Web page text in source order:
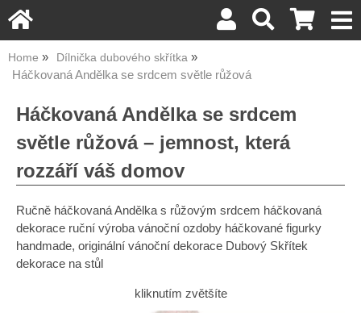
Home Dílnička dubového skřítka
Háčkovaná Andělka se srdcem světle růžová
Háčkovaná Andělka se srdcem
světle růžová – jemnost, která
rozzáří váš domov
Ručně háčkovaná Andělka s růžovým srdcem háčkovaná
dekorace ruční výroba vánoční ozdoby háčkované figurky
handmade, originální vánoční dekorace Dubový Skřítek
dekorace na stůl
kliknutím zvětšíte